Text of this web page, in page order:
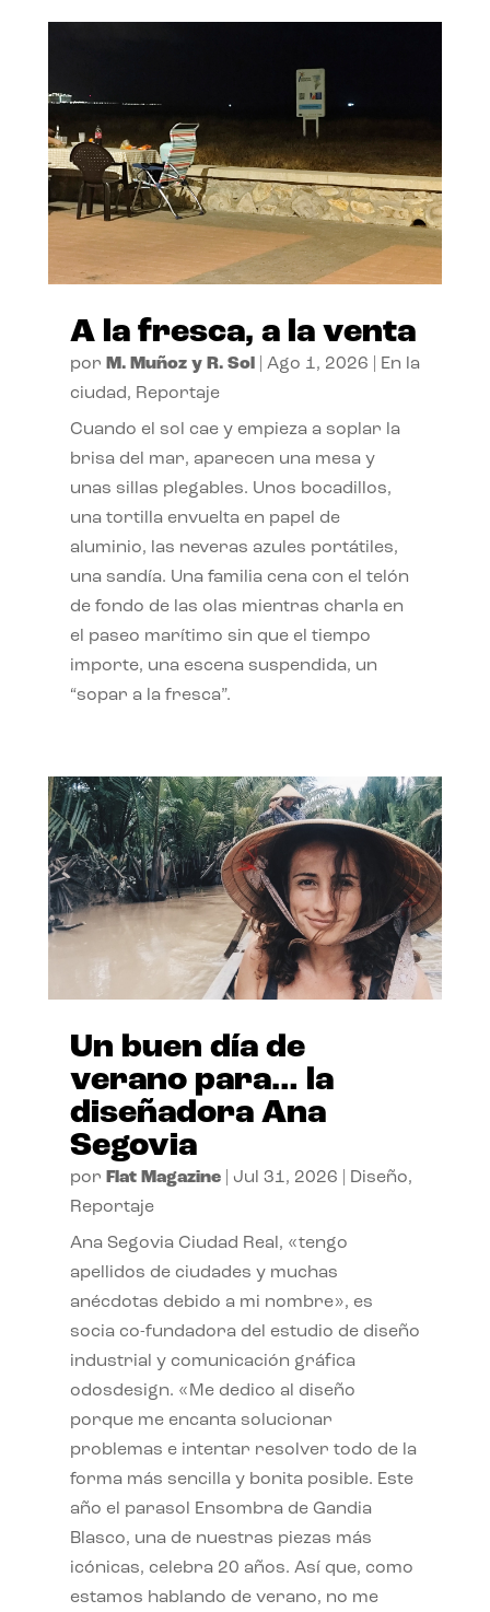
A la fresca, a la venta
por M. Muñoz y R. Sol| Ago 1, 2026
En la
ciudad, Reportaje
Cuando el sol cae y empieza a soplar la
brisa del mar, aparecen una mesa y
unas sillas plegables. Unos bocadillos,
una tortilla envuelta en papel de
aluminio, las neveras azules portátiles,
una sandía. Una familia cena con el telón
de fondo de las olas mientras charla en
el paseo marítimo sin que el tiempo
importe, una escena suspendida, un
“sopar a la fresca”.
Un buen día de
verano para… la
diseñadora Ana
Segovia
por Flat Magazine| Jul 31, 2026 Diseño,
Reportaje
Ana Segovia Ciudad Real, «tengo
apellidos de ciudades y muchas
anécdotas debido a mi nombre», es
socia co-fundadora del estudio de diseño
industrial y comunicación gráfica
odosdesign. «Me dedico al diseño
porque me encanta solucionar
problemas e intentar resolver todo de la
forma más sencilla y bonita posible. Este
año el parasol Ensombra de Gandia
Blasco, una de nuestras piezas más
icónicas, celebra 20 años. Así que, como
estamos hablando de verano, no me